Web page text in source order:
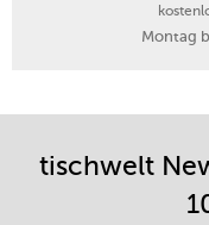
Montag
tischwelt